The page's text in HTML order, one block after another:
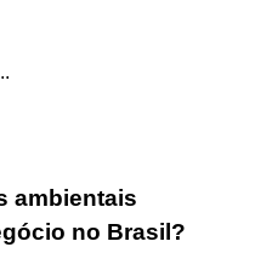
ambientais
no Brasil?